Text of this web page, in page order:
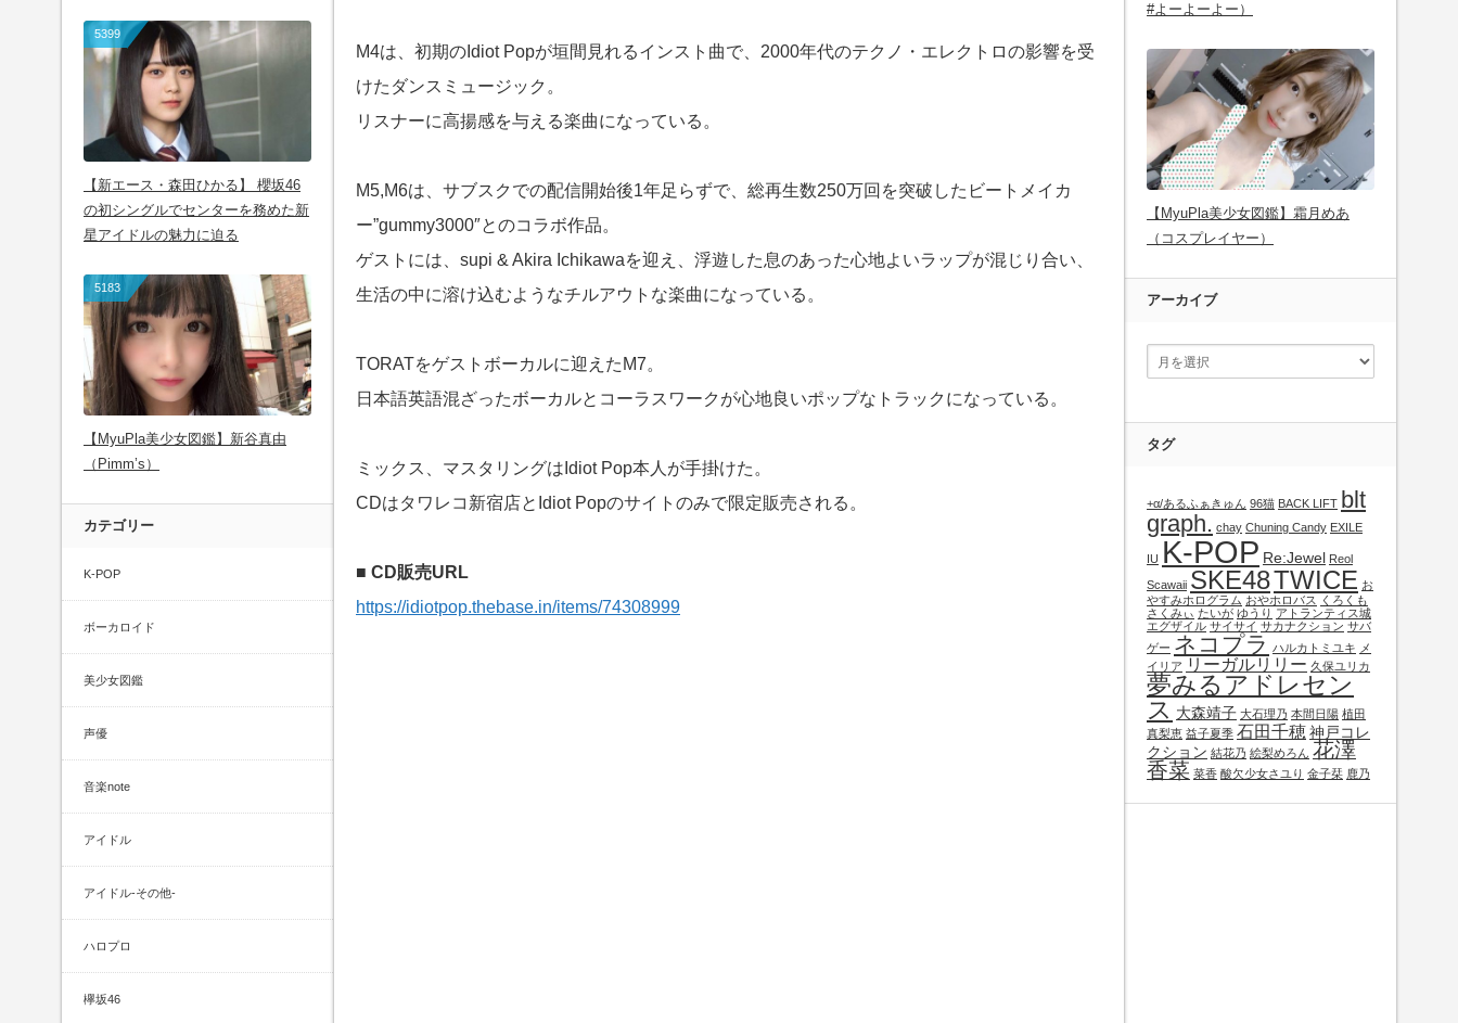
M4は、初期のIdiot Popが垣間見れるインスト曲で、2000年代のテクノ・エレクトロの影響を受
けたダンスミュージック。
リスナーに高揚感を与える楽曲になっている。
M5,M6は、サブスクでの配信開始後1年足らずで、総再生数250万回を突破したビートメイカ
ー”gummy3000″とのコラボ作品。
ゲストには、supi & Akira Ichikawaを迎え、浮遊した息のあった心地よいラップが混じり合い、
生活の中に溶け込むようなチルアウトな楽曲になっている。
TORATをゲストボーカルに迎えたM7。
日本語英語混ざったボーカルとコーラスワークが心地良いポップなトラックになっている。
ミックス、マスタリングはIdiot Pop本人が手掛けた。
CDはタワレコ新宿店とIdiot Popのサイトのみで限定販売される。
■ CD販売URL
https://idiotpop.thebase.in/items/74308999
5399
【新エース・森田ひかる】 櫻坂46
の初シングルでセンターを務めた新
星アイドルの魅力に迫る
5183
【MyuPla美少女図鑑】新谷真由
（Pimm’s）
カテゴリー
K-POP
ボーカロイド
美少女図鑑
声優
音楽note
アイドル
アイドル-その他-
ハロプロ
欅坂46
#よーよーよー）
【MyuPla美少女図鑑】霜月めあ
（コスプレイヤー）
アーカイブ
タグ
+α/あるふぁきゅん 96猫 BACK LIFT blt
graph. chay Chuning Candy EXILE
IU K-POP Re:Jewel Reol
Scawaii SKE48TWICE お
やすみホログラム おやホロバス
くろくも
さくみぃ たいが ゆうり アトランティス城
エグザイル サイサイ サカナクション サバ
ゲー ネコプラ ハルカトミユキ メ
イリア リーガルリリー 久保ユリカ
夢みるアドレセン
ス 大森靖子 大石理乃 本間日陽 植田
真梨恵 益子夏季 石田千穂神戸コレ
クション 結花乃 絵梨めろん 花澤
香菜 菜香 酸欠少女さユり 金子栞 鹿乃